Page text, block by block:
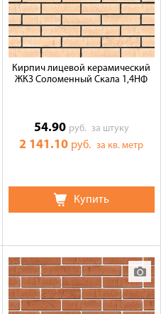
Кирпич лицевой керамический
ЖКЗ Соломенный Скала 1,4НФ
54.90 руб. за штуку
2 141.10 руб.за кв. метр
Купить